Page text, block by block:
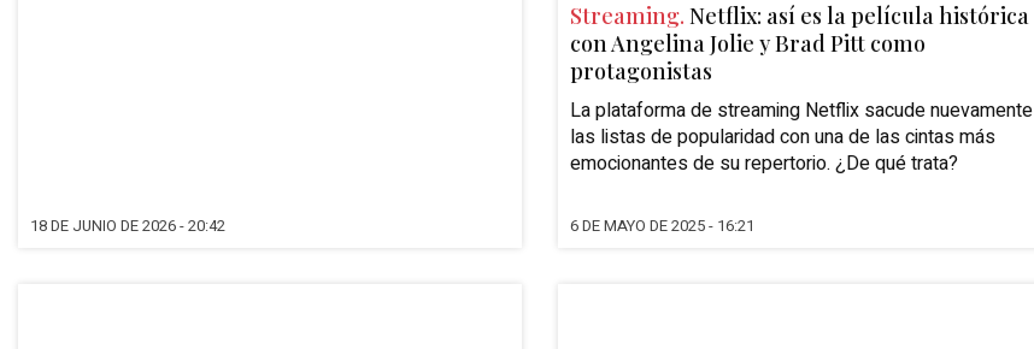
18 DE JUNIO DE 2026 - 20:42
Streaming. Netflix: así es la película histórica
con Angelina Jolie y Brad Pitt como
protagonistas
La plataforma de streaming Netflix sacude nuevamente
las listas de popularidad con una de las cintas más
emocionantes de su repertorio. ¿De qué trata?
6 DE MAYO DE 2025 - 16:21